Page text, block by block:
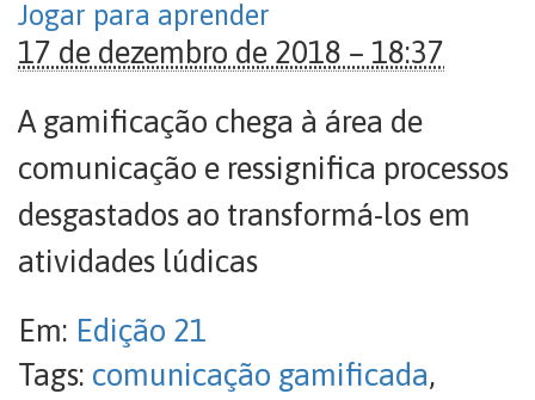
Jogar para aprender
17 de dezembro de 2018 – 18:37
A gamificação chega à área de
comunicação e ressignifica processos
desgastados ao transformá-los em
atividades lúdicas
Em: Edição 21
Tags: comunicação gamificada,